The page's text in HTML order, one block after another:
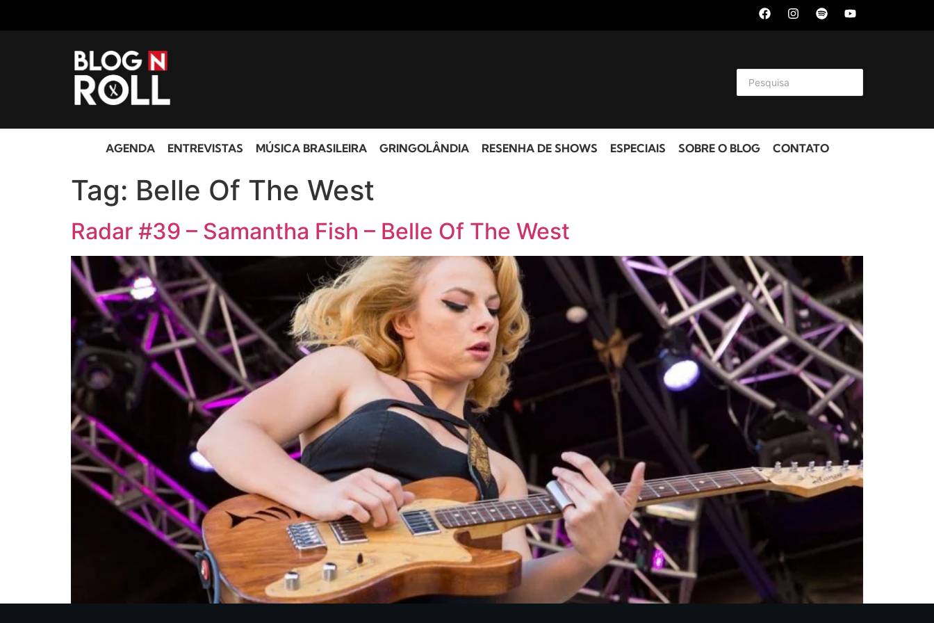
AGENDA ENTREVISTAS MÚSICA BRASILEIRA GRINGOLÂNDIA RESENHA DE SHOWS ESPECIAIS SOBRE O BLOG CONTATO
Tag: Belle Of The West
Radar #39 – Samantha Fish – Belle Of The West